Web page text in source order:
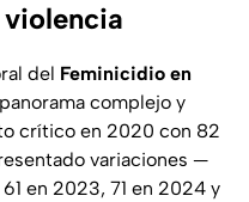
del Feminicidio en
complejo y
crítico en 2020 con 82
variaciones —
en 2023, 71 en 2024 y